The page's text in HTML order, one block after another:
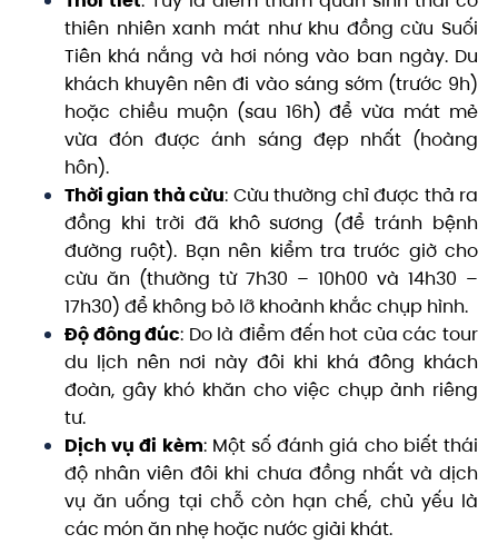
thiên nhiên xanh mát như khu đồng cừu Suối
Tiên khá nắng và hơi nóng vào ban ngày. Du
khách khuyên nên đi vào sáng sớm (trước 9h)
hoặc chiều muộn (sau 16h) để vừa mát mẻ
vừa đón được ánh sáng đẹp nhất (hoàng
hôn).
Thời gian thả cừu: Cừu thường chỉ được thả ra
đồng khi trời đã khô sương (để tránh bệnh
đường ruột). Bạn nên kiểm tra trước giờ cho
cừu ăn (thường từ 7h30 – 10h00 và 14h30 –
17h30) để không bỏ lỡ khoảnh khắc chụp hình.
Độ đông đúc: Do là điểm đến hot của các tour
du lịch nên nơi này đôi khi khá đông khách
đoàn, gây khó khăn cho việc chụp ảnh riêng
tư.
Dịch vụ đi kèm: Một số đánh giá cho biết thái
độ nhân viên đôi khi chưa đồng nhất và dịch
vụ ăn uống tại chỗ còn hạn chế, chủ yếu là
các món ăn nhẹ hoặc nước giải khát.